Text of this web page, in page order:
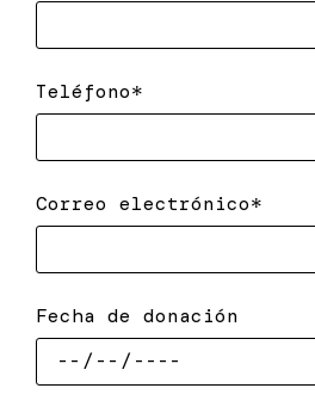
Teléfono*
Correo electrónico*
Fecha de donación